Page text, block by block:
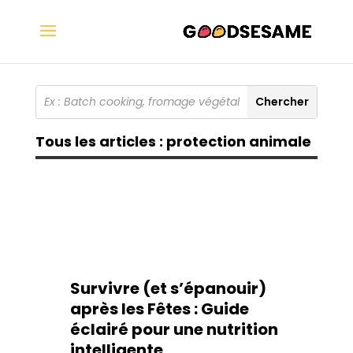
Tous les articles : protection animale
Survivre (et s’épanouir)
après les Fêtes : Guide
éclairé pour une nutrition